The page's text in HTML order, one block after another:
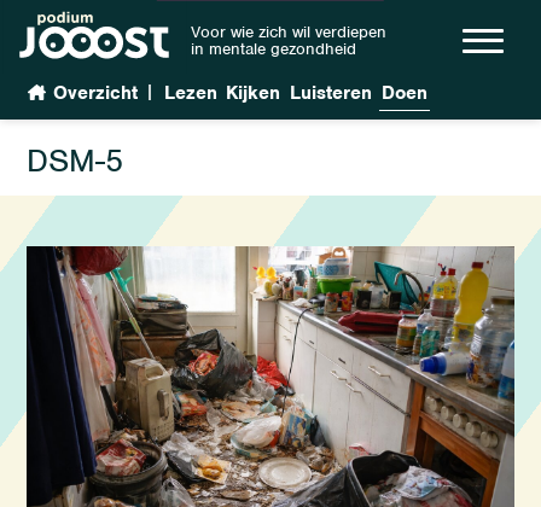
Voor wie zich wil verdiepen
in mentale gezondheid
Overzicht | Lezen Kijken Luisteren Doen
DSM-5